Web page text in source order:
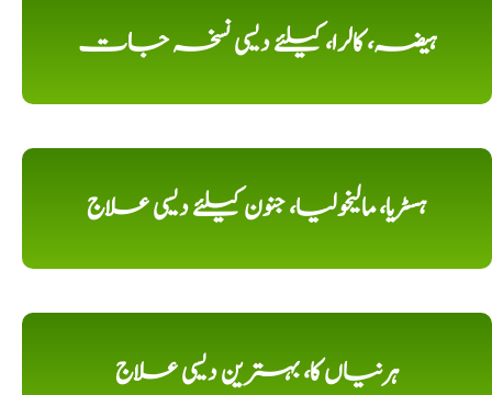
ہیضہ، کالرا، کیلئے دیسی نسخہ جات
ہسٹریا، مالیخولیا، جنون کیلئے دیسی علاج
ہرنیاں کا، بہترین دیسی علاج